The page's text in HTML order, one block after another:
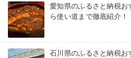
愛知県のふるさと納税
ら使い道まで徹底紹介！
石川県のふるさと納税